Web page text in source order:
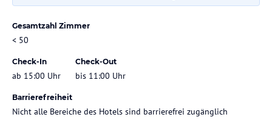
Gesamtzahl Zimmer
< 50
Check-In
ab 15:00 Uhr
Check-Out
bis 11:00 Uhr
Barrierefreiheit
Nicht alle Bereiche des Hotels sind barrierefrei zugänglich